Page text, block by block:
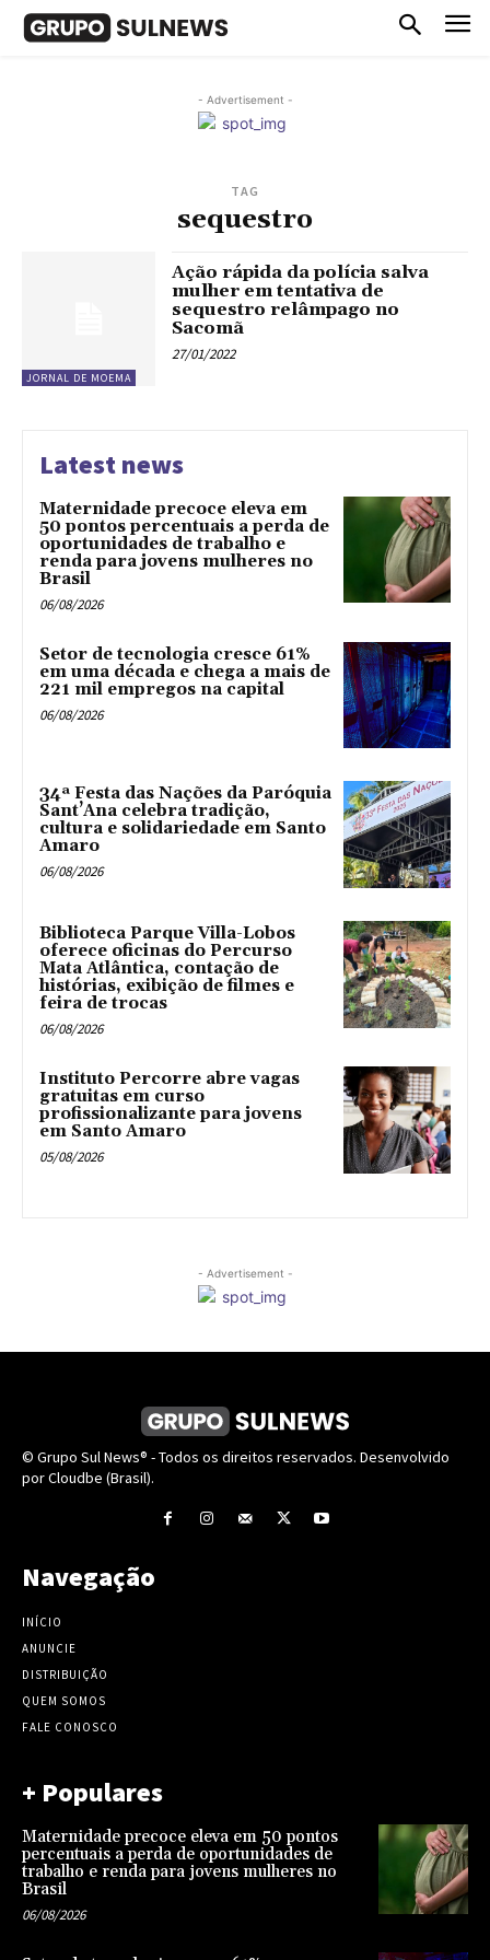
- Advertisement -
TAG
sequestro
JORNAL DE MOEMA
Ação rápida da polícia salva
mulher em tentativa de
sequestro relâmpago no
Sacomã
27/01/2022
Latest news
Maternidade precoce eleva em
50 pontos percentuais a perda de
oportunidades de trabalho e
renda para jovens mulheres no
Brasil
06/08/2026
Setor de tecnologia cresce 61%
em uma década e chega a mais de
221 mil empregos na capital
06/08/2026
34ª Festa das Nações da Paróquia
Sant’Ana celebra tradição,
cultura e solidariedade em Santo
Amaro
06/08/2026
Biblioteca Parque Villa-Lobos
oferece oficinas do Percurso
Mata Atlântica, contação de
histórias, exibição de filmes e
feira de trocas
06/08/2026
Instituto Percorre abre vagas
gratuitas em curso
profissionalizante para jovens
em Santo Amaro
05/08/2026
- Advertisement -
© Grupo Sul News® - Todos os direitos reservados. Desenvolvido
por Cloudbe (Brasil).
Navegação
INÍCIO
ANUNCIE
DISTRIBUIÇÃO
QUEM SOMOS
FALE CONOSCO
+ Populares
Maternidade precoce eleva em 50 pontos
percentuais a perda de oportunidades de
trabalho e renda para jovens mulheres no
Brasil
06/08/2026